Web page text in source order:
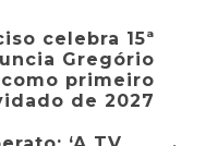
celebra 15ª
Gregório
primeiro
de 2027